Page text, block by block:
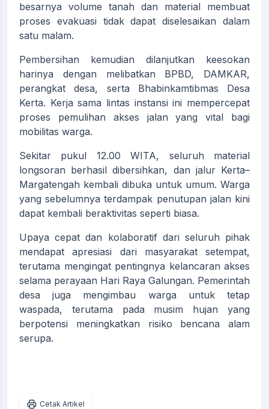
besarnya volume tanah dan material membuat
proses evakuasi tidak dapat diselesaikan dalam
satu malam.
Pembersihan kemudian dilanjutkan keesokan
harinya dengan melibatkan BPBD, DAMKAR,
perangkat desa, serta Bhabinkamtibmas Desa
Kerta. Kerja sama lintas instansi ini mempercepat
proses pemulihan akses jalan yang vital bagi
mobilitas warga.
Sekitar pukul 12.00 WITA, seluruh material
longsoran berhasil dibersihkan, dan jalur Kerta–
Margatengah kembali dibuka untuk umum. Warga
yang sebelumnya terdampak penutupan jalan kini
dapat kembali beraktivitas seperti biasa.
Upaya cepat dan kolaboratif dari seluruh pihak
mendapat apresiasi dari masyarakat setempat,
terutama mengingat pentingnya kelancaran akses
selama perayaan Hari Raya Galungan. Pemerintah
desa juga mengimbau warga untuk tetap
waspada, terutama pada musim hujan yang
berpotensi meningkatkan risiko bencana alam
serupa.
Cetak Artikel